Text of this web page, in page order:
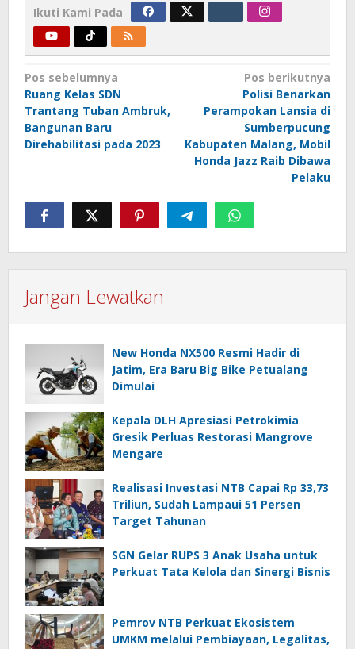
Ikuti Kami Pada
Navigasi
pos
Pos sebelumnya
Ruang Kelas SDN
Trantang Tuban Ambruk,
Bangunan Baru
Direhabilitasi pada 2023
Pos berikutnya
Polisi Benarkan
Perampokan Lansia di
Sumberpucung
Kabupaten Malang, Mobil
Honda Jazz Raib Dibawa
Pelaku
Jangan Lewatkan
New Honda NX500 Resmi Hadir di
Jatim, Era Baru Big Bike Petualang
Dimulai
Kepala DLH Apresiasi Petrokimia
Gresik Perluas Restorasi Mangrove
Mengare
Realisasi Investasi NTB Capai Rp 33,73
Triliun, Sudah Lampaui 51 Persen
Target Tahunan
SGN Gelar RUPS 3 Anak Usaha untuk
Perkuat Tata Kelola dan Sinergi Bisnis
Pemrov NTB Perkuat Ekosistem
UMKM melalui Pembiayaan, Legalitas,